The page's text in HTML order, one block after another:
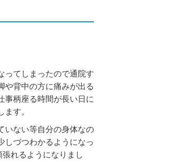
ってしまったので通院す
や背中の方に痛みが出る
事柄座る時間が長い日に
す。
いない等自分の身体なの
しづつわかるようになっ
張れるようになりまし